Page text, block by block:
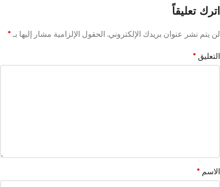
اترك تعليقاً
لن يتم نشر عنوان بريدك الإلكتروني. الحقول الإلزامية مشار إليها بـ *
التعليق *
الاسم *